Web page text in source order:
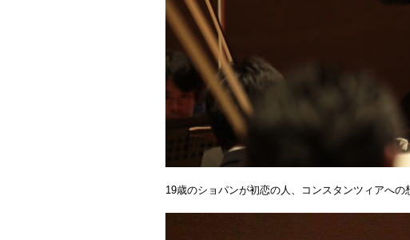
19歳のショパンが初恋の人、コンスタンツィアへ